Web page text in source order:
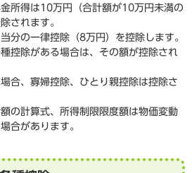
所得は10万円（合計額が10万円未満の
されます。
分の一律控除（8万円）を控除します。
控除がある場合は、その額が控除され
合、寡婦控除、ひとり親控除は控除さ
の計算式、所得制限限度額は物価変動
合があります。